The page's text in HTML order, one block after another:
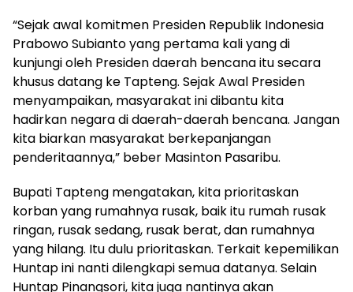
“Sejak awal komitmen Presiden Republik Indonesia
Prabowo Subianto yang pertama kali yang di
kunjungi oleh Presiden daerah bencana itu secara
khusus datang ke Tapteng. Sejak Awal Presiden
menyampaikan, masyarakat ini dibantu kita
hadirkan negara di daerah-daerah bencana. Jangan
kita biarkan masyarakat berkepanjangan
penderitaannya,” beber Masinton Pasaribu.
Bupati Tapteng mengatakan, kita prioritaskan
korban yang rumahnya rusak, baik itu rumah rusak
ringan, rusak sedang, rusak berat, dan rumahnya
yang hilang. Itu dulu prioritaskan. Terkait kepemilikan
Huntap ini nanti dilengkapi semua datanya. Selain
Huntap Pinangsori, kita juga nantinya akan